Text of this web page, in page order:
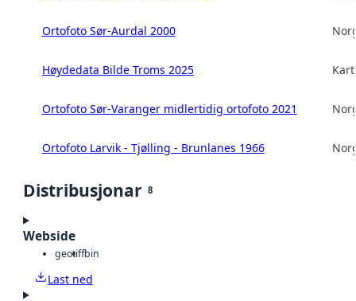
Ortofoto Sør-Aurdal 2000
Høydedata Bilde Troms 2025
Ortofoto Sør-Varanger midlertidig ortofoto 2021
Ortofoto Larvik - Tjølling - Brunlanes 1966
Distribusjonar 8
Webside
geotiffbin
Last ned